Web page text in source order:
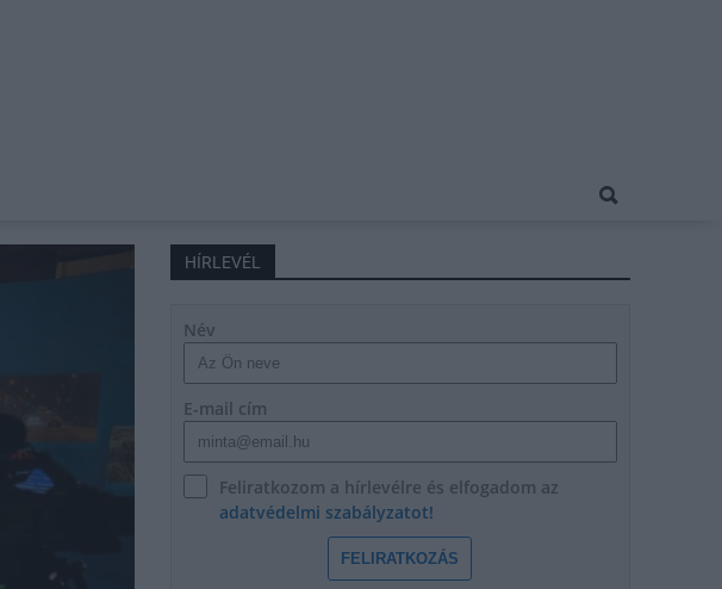
HÍRLEVÉL
Név
E-mail cím
Feliratkozom a hírlevélre és elfogadom az
adatvédelmi szabályzatot!
FELIRATKOZÁS